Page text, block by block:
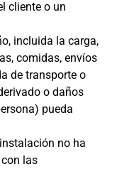
cliente o un
incluida la carga,
comidas, envíos
de transporte o
o daños
pueda
no ha
las